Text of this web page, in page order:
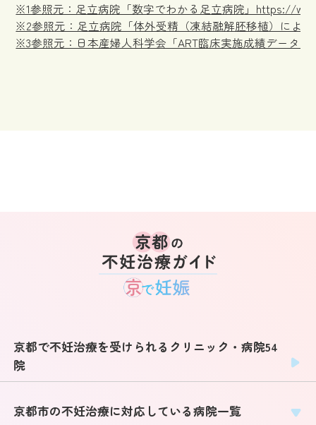
※1参照元：足立病院「数字でわかる足立病院」https://
※2参照元：足立病院「体外受精（凍結融解胚移植）によ
※3参照元：日本産婦人科学会「ART臨床実施成績データ
京都で不妊治療を受けられるクリニック・病院54
院
京都市の不妊治療に対応している病院一覧